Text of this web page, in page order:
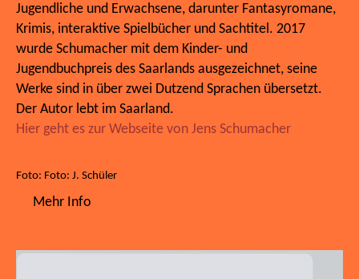
Jugendliche und Erwachsene, darunter Fantasyromane,
Krimis, interaktive Spielbücher und Sachtitel. 2017
wurde Schumacher mit dem Kinder- und
Jugendbuchpreis des Saarlands ausgezeichnet, seine
Werke sind in über zwei Dutzend Sprachen übersetzt.
Der Autor lebt im Saarland.
Hier geht es zur Webseite von Jens Schumacher
Foto: Foto: J. Schüler
Mehr Info